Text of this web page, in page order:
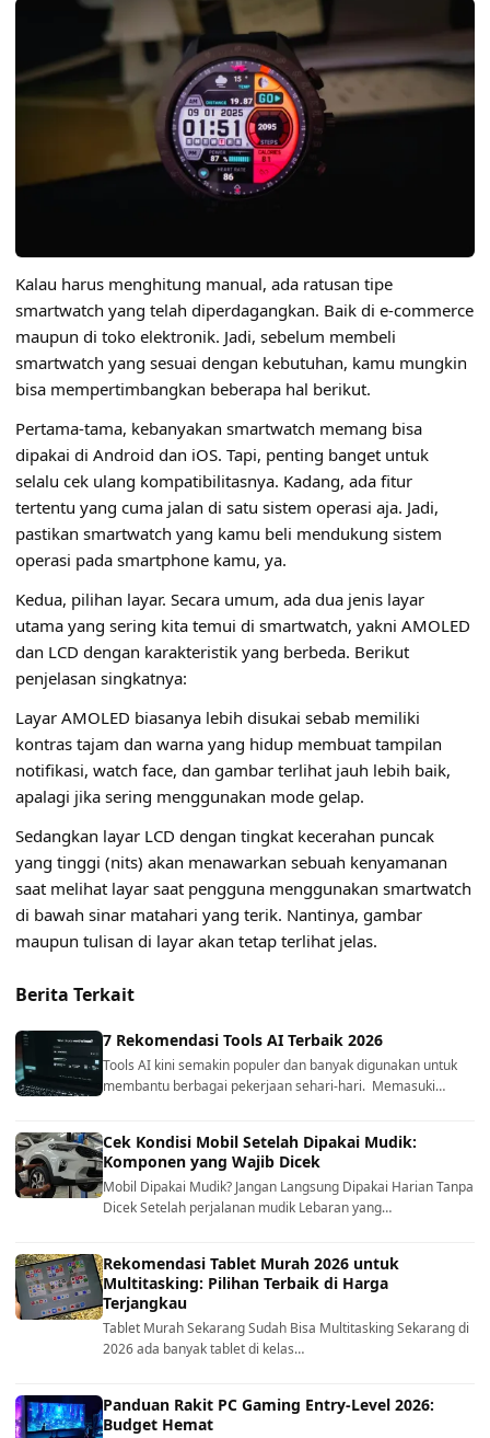
Kalau harus menghitung manual, ada ratusan tipe
smartwatch yang telah diperdagangkan. Baik di e-commerce
maupun di toko elektronik. Jadi, sebelum membeli
smartwatch yang sesuai dengan kebutuhan, kamu mungkin
bisa mempertimbangkan beberapa hal berikut.
Pertama-tama, kebanyakan smartwatch memang bisa
dipakai di Android dan iOS. Tapi, penting banget untuk
selalu cek ulang kompatibilitasnya. Kadang, ada fitur
tertentu yang cuma jalan di satu sistem operasi aja. Jadi,
pastikan smartwatch yang kamu beli mendukung sistem
operasi pada smartphone kamu, ya.
Kedua, pilihan layar. Secara umum, ada dua jenis layar
utama yang sering kita temui di smartwatch, yakni AMOLED
dan LCD dengan karakteristik yang berbeda. Berikut
penjelasan singkatnya:
Layar AMOLED biasanya lebih disukai sebab memiliki
kontras tajam dan warna yang hidup membuat tampilan
notifikasi, watch face, dan gambar terlihat jauh lebih baik,
apalagi jika sering menggunakan mode gelap.
Sedangkan layar LCD dengan tingkat kecerahan puncak
yang tinggi (nits) akan menawarkan sebuah kenyamanan
saat melihat layar saat pengguna menggunakan smartwatch
di bawah sinar matahari yang terik. Nantinya, gambar
maupun tulisan di layar akan tetap terlihat jelas.
Berita Terkait
7 Rekomendasi Tools AI Terbaik 2026
Tools AI kini semakin populer dan banyak digunakan untuk
membantu berbagai pekerjaan sehari-hari. Memasuki…
Cek Kondisi Mobil Setelah Dipakai Mudik:
Komponen yang Wajib Dicek
Mobil Dipakai Mudik? Jangan Langsung Dipakai Harian Tanpa
Dicek Setelah perjalanan mudik Lebaran yang…
Rekomendasi Tablet Murah 2026 untuk
Multitasking: Pilihan Terbaik di Harga
Terjangkau
Tablet Murah Sekarang Sudah Bisa Multitasking Sekarang di
2026 ada banyak tablet di kelas…
Panduan Rakit PC Gaming Entry-Level 2026:
Budget Hemat